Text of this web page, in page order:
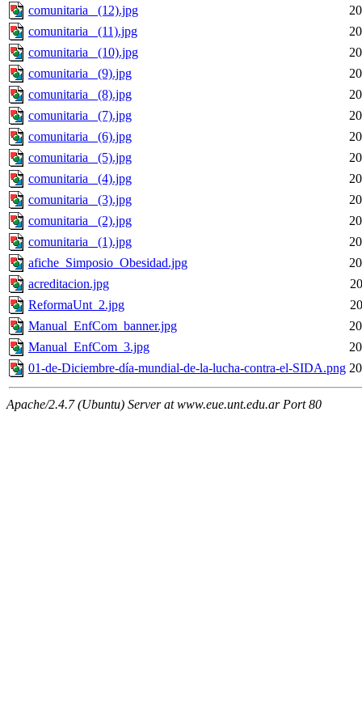
comunitaria_ (12).jpg
comunitaria_ (11).jpg
comunitaria_ (10).jpg
comunitaria_ (9).jpg
comunitaria_ (8).jpg
comunitaria_ (7).jpg
comunitaria_ (6).jpg
comunitaria_ (5).jpg
comunitaria_ (4).jpg
comunitaria_ (3).jpg
comunitaria_ (2).jpg
comunitaria_ (1).jpg
afiche_Simposio_Obesidad.jpg
acreditacion.jpg
ReformaUnt_2.jpg
Manual_EnfCom_banner.jpg
Manual_EnfCom_3.jpg
01-de-Diciembre-día-mundial-de-la-lucha-contra-el-SIDA.png
Apache/2.4.7 (Ubuntu) Server at www.eue.unt.edu.ar Port 80